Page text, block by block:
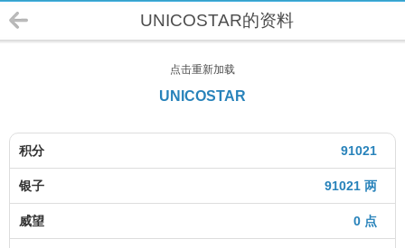
UNICOSTAR的资料
点击重新加载
UNICOSTAR
91021
积分
91021 两
银子
0 点
威望